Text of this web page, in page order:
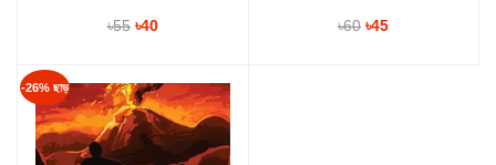
৳55 ৳40 ৳60 ৳45
-26% ছাড়